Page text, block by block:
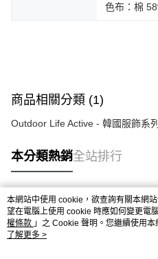
色布：棉
商品相關分類 (1)
Outdoor Life Active - 韓國服飾系列
本分類熱銷全站排行
熱門標籤
本網站中使用 cookie，欲查詢有關本網
望在電腦上使用 cookie 時應如何變更電
權條款 」之 Cookie 聲明。您繼續使用
用條款之 Cookie 聲明使用 cookie。
了解更多 >